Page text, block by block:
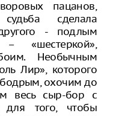
пацанов,
сделала
- подлым
«шестеркой»,
Необычным
Лир», которого
бодрым, охочим до
весь сыр-бор с
для того, чтобы